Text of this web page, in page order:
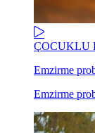
ÇOCUKLU
Emzirme
Emzirme